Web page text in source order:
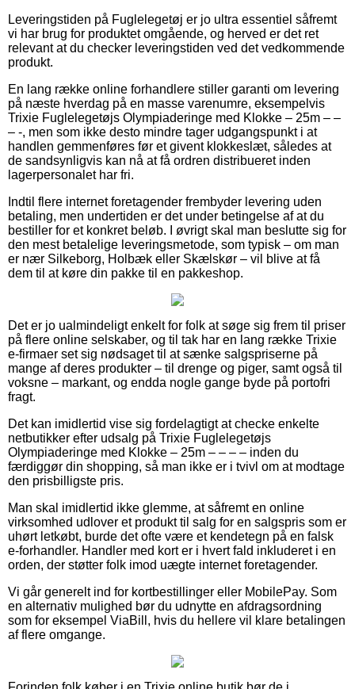
Leveringstiden på Fuglelegetøj er jo ultra essentiel såfremt
vi har brug for produktet omgående, og herved er det ret
relevant at du checker leveringstiden ved det vedkommende
produkt.
En lang række online forhandlere stiller garanti om levering
på næste hverdag på en masse varenumre, eksempelvis
Trixie Fuglelegetøjs Olympiaderinge med Klokke – 25m – –
– -, men som ikke desto mindre tager udgangspunkt i at
handlen gemmenføres før et givent klokkeslæt, således at
de sandsynligvis kan nå at få ordren distribueret inden
lagerpersonalet har fri.
Indtil flere internet foretagender frembyder levering uden
betaling, men undertiden er det under betingelse af at du
bestiller for et konkret beløb. I øvrigt skal man beslutte sig for
den mest betalelige leveringsmetode, som typisk – om man
er nær Silkeborg, Holbæk eller Skælskør – vil blive at få
dem til at køre din pakke til en pakkeshop.
Det er jo ualmindeligt enkelt for folk at søge sig frem til priser
på flere online selskaber, og til tak har en lang række Trixie
e-firmaer set sig nødsaget til at sænke salgspriserne på
mange af deres produkter – til drenge og piger, samt også til
voksne – markant, og endda nogle gange byde på portofri
fragt.
Det kan imidlertid vise sig fordelagtigt at checke enkelte
netbutikker efter udsalg på Trixie Fuglelegetøjs
Olympiaderinge med Klokke – 25m – – – – inden du
færdiggør din shopping, så man ikke er i tvivl om at modtage
den prisbilligste pris.
Man skal imidlertid ikke glemme, at såfremt en online
virksomhed udlover et produkt til salg for en salgspris som er
uhørt letkøbt, burde det ofte være et kendetegn på en falsk
e-forhandler. Handler med kort er i hvert fald inkluderet i en
orden, der støtter folk imod uægte internet foretagender.
Vi går generelt ind for kortbestillinger eller MobilePay. Som
en alternativ mulighed bør du udnytte en afdragsordning
som for eksempel ViaBill, hvis du hellere vil klare betalingen
af flere omgange.